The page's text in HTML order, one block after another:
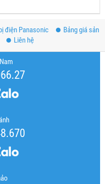
điện Panasonic
Bảng giá sản
Liên hệ